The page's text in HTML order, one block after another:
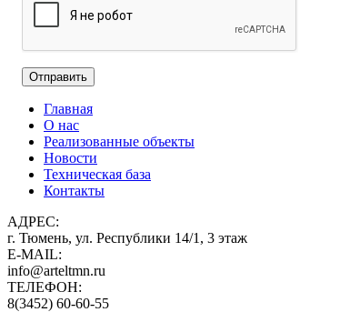
Главная
О нас
Реализованные объекты
Новости
Техническая база
Контакты
АДРЕС:
г. Тюмень, ул. Республики 14/1, 3 этаж
E-MAIL:
info@arteltmn.ru
ТЕЛЕФОН:
8(3452) 60-60-55